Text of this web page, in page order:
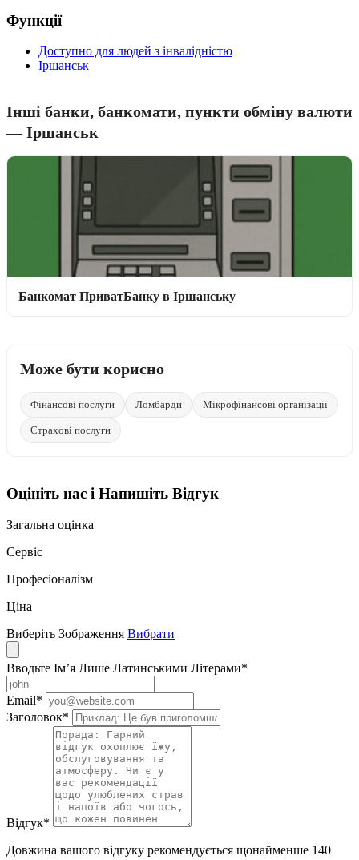
Функції
Доступно для людей з інвалідністю
Іршанськ
Інші банки, банкомати, пункти обміну валюти
— Іршанськ
Банкомат ПриватБанку в Іршанську
Може бути корисно
Фінансові послуги Ломбарди Мікрофінансові організації
Страхові послуги
Оцініть нас і Напишіть Відгук
Загальна оцінка
Сервіс
Професіоналізм
Ціна
Виберіть Зображення Вибрати
Вводьте Ім’я Лише Латинськими Літерами*
Email*
Заголовок*
Відгук*
Довжина вашого відгуку рекомендується щонайменше 140